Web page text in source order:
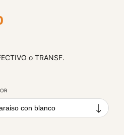
o TRANSF.